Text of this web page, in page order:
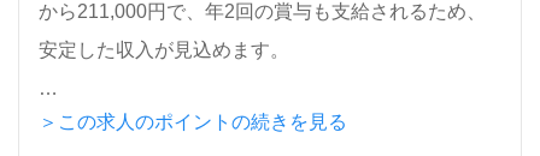
から211,000円で、年2回の賞与も支給されるため、
安定した収入が見込めます。
当施設は、相模原市と座間市をサービスエリアとして
＞この求人のポイントの続きを見る